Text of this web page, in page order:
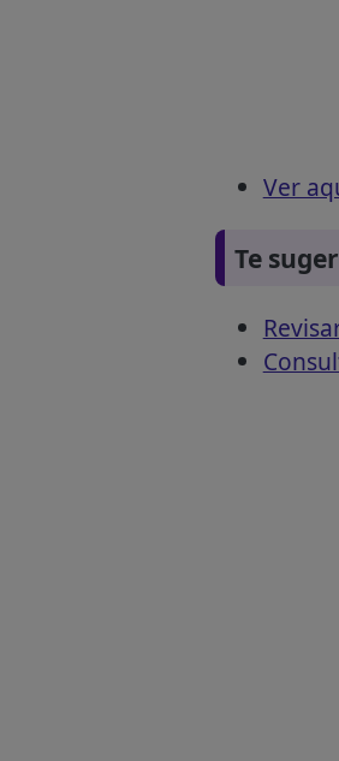
Ver
Te